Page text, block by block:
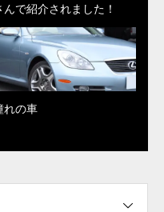
んで紹介されました！
れの車
た！
れの車